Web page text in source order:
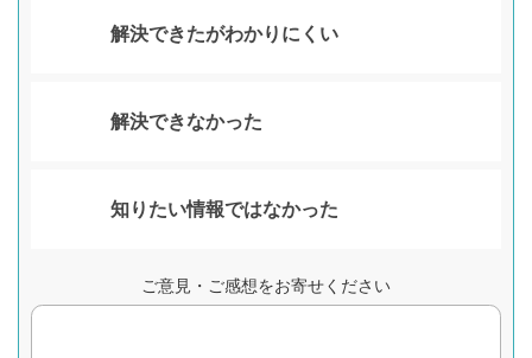
解決できたがわかりにくい
解決できなかった
知りたい情報ではなかった
ご意見・ご感想をお寄せください